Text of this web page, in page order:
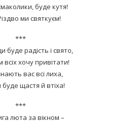
буде кутя!
ми святкуєм!
***
буде радість і свято,
всіх хочу привітати!
вас всі лиха,
щастя й втіха!
***
люта за вікном –